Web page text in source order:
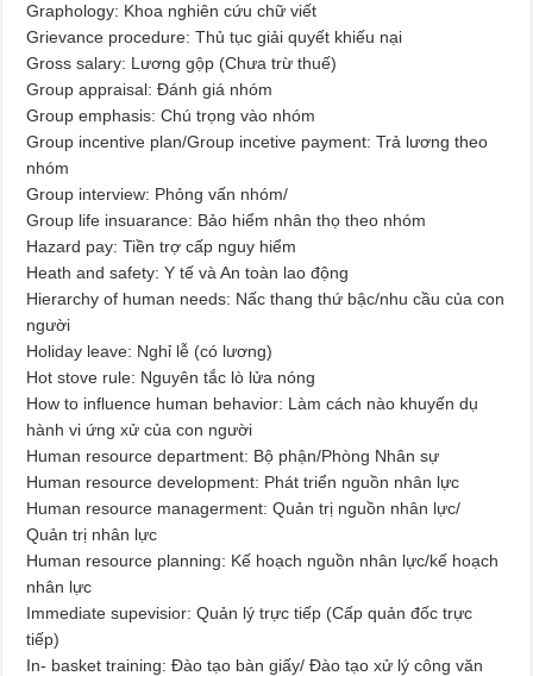
Graphology: Khoa nghiên cứu chữ viết
Grievance procedure: Thủ tục giải quyết khiếu nại
Gross salary: Lương gộp (Chưa trừ thuế)
Group appraisal: Đánh giá nhóm
Group emphasis: Chú trọng vào nhóm
Group incentive plan/Group incetive payment: Trả lương theo
nhóm
Group interview: Phỏng vấn nhóm/
Group life insuarance: Bảo hiểm nhân thọ theo nhóm
Hazard pay: Tiền trợ cấp nguy hiểm
Heath and safety: Y tế và An toàn lao động
Hierarchy of human needs: Nấc thang thứ bậc/nhu cầu của con
người
Holiday leave: Nghỉ lễ (có lương)
Hot stove rule: Nguyên tắc lò lửa nóng
How to influence human behavior: Làm cách nào khuyến dụ
hành vi ứng xử của con người
Human resource department: Bộ phận/Phòng Nhân sự
Human resource development: Phát triển nguồn nhân lực
Human resource managerment: Quản trị nguồn nhân lực/
Quản trị nhân lực
Human resource planning: Kế hoạch nguồn nhân lực/kế hoạch
nhân lực
Immediate supevisior: Quản lý trực tiếp (Cấp quản đốc trực
tiếp)
In- basket training: Đào tạo bàn giấy/ Đào tạo xử lý công văn